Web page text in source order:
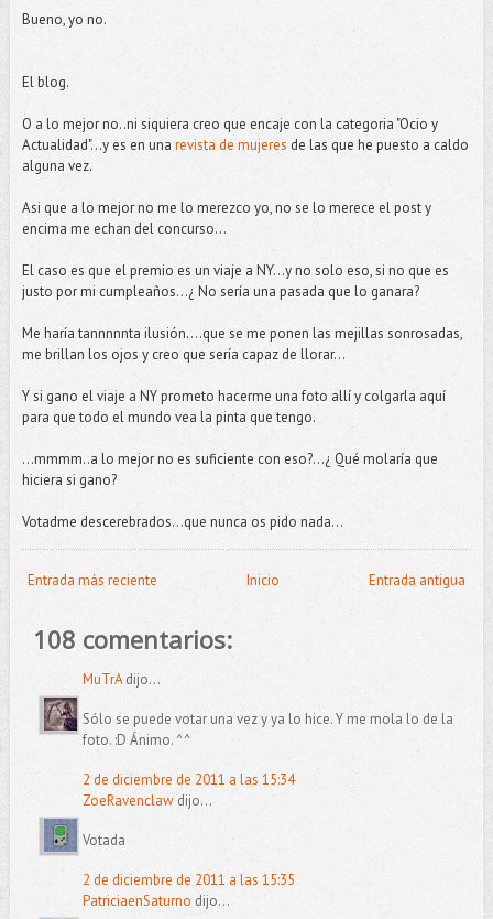
Bueno, yo no.
El blog.
O a lo mejor no..ni siquiera creo que encaje con la categoria "Ocio y
Actualidad"...y es en una revista de mujeres de las que he puesto a caldo
alguna vez.
Asi que a lo mejor no me lo merezco yo, no se lo merece el post y
encima me echan del concurso...
El caso es que el premio es un viaje a NY…y no solo eso, si no que es
justo por mi cumpleaños…¿ No sería una pasada que lo ganara?
Me haría tannnnnta ilusión....que se me ponen las mejillas sonrosadas,
me brillan los ojos y creo que sería capaz de llorar...
Y si gano el viaje a NY prometo hacerme una foto allí y colgarla aquí
para que todo el mundo vea la pinta que tengo.
…mmmm..a lo mejor no es suficiente con eso?...¿ Qué molaría que
hiciera si gano?
Votadme descerebrados...que nunca os pido nada...
Entrada más reciente Entrada antigua
Inicio
108 comentarios:
MuTrAdijo...
Sólo se puede votar una vez y ya lo hice. Y me mola lo de la
foto. :D Ánimo. ^^
2 de diciembre de 2011 a las 15:34
ZoeRavenclawdijo...
Votada
2 de diciembre de 2011 a las 15:35
PatriciaenSaturno dijo...